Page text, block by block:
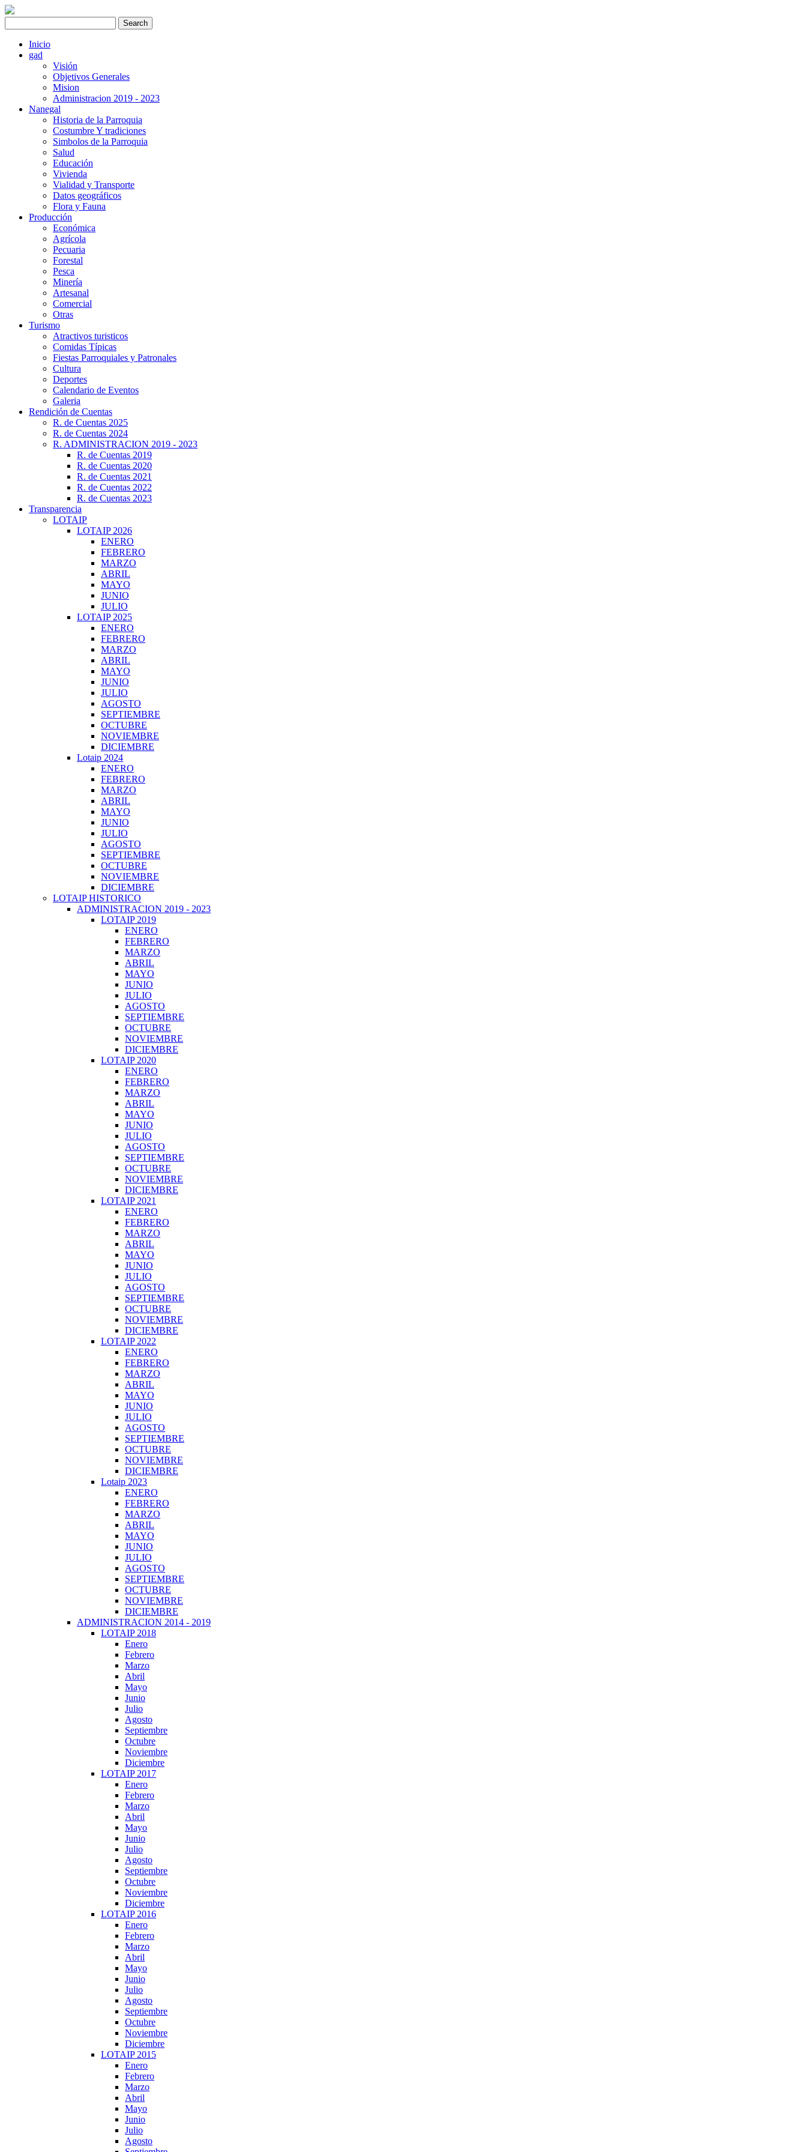
Inicio
gad
Visión
Objetivos Generales
Mision
Administracion 2019 - 2023
Nanegal
Historia de la Parroquia
Costumbre Y tradiciones
Simbolos de la Parroquia
Salud
Educación
Vivienda
Vialidad y Transporte
Datos geográficos
Flora y Fauna
Producción
Económica
Agrícola
Pecuaria
Forestal
Pesca
Minería
Artesanal
Comercial
Otras
Turismo
Atractivos turisticos
Comidas Típicas
Fiestas Parroquiales y Patronales
Cultura
Deportes
Calendario de Eventos
Galeria
Rendición de Cuentas
R. de Cuentas 2025
R. de Cuentas 2024
R. ADMINISTRACION 2019 - 2023
R. de Cuentas 2019
R. de Cuentas 2020
R. de Cuentas 2021
R. de Cuentas 2022
R. de Cuentas 2023
Transparencia
LOTAIP
LOTAIP 2026
ENERO
FEBRERO
MARZO
ABRIL
MAYO
JUNIO
JULIO
LOTAIP 2025
ENERO
FEBRERO
MARZO
ABRIL
MAYO
JUNIO
JULIO
AGOSTO
SEPTIEMBRE
OCTUBRE
NOVIEMBRE
DICIEMBRE
Lotaip 2024
ENERO
FEBRERO
MARZO
ABRIL
MAYO
JUNIO
JULIO
AGOSTO
SEPTIEMBRE
OCTUBRE
NOVIEMBRE
DICIEMBRE
LOTAIP HISTORICO
ADMINISTRACION 2019 - 2023
LOTAIP 2019
ENERO
FEBRERO
MARZO
ABRIL
MAYO
JUNIO
JULIO
AGOSTO
SEPTIEMBRE
OCTUBRE
NOVIEMBRE
DICIEMBRE
LOTAIP 2020
ENERO
FEBRERO
MARZO
ABRIL
MAYO
JUNIO
JULIO
AGOSTO
SEPTIEMBRE
OCTUBRE
NOVIEMBRE
DICIEMBRE
LOTAIP 2021
ENERO
FEBRERO
MARZO
ABRIL
MAYO
JUNIO
JULIO
AGOSTO
SEPTIEMBRE
OCTUBRE
NOVIEMBRE
DICIEMBRE
LOTAIP 2022
ENERO
FEBRERO
MARZO
ABRIL
MAYO
JUNIO
JULIO
AGOSTO
SEPTIEMBRE
OCTUBRE
NOVIEMBRE
DICIEMBRE
Lotaip 2023
ENERO
FEBRERO
MARZO
ABRIL
MAYO
JUNIO
JULIO
AGOSTO
SEPTIEMBRE
OCTUBRE
NOVIEMBRE
DICIEMBRE
ADMINISTRACION 2014 - 2019
LOTAIP 2018
Enero
Febrero
Marzo
Abril
Mayo
Junio
Julio
Agosto
Septiembre
Octubre
Noviembre
Diciembre
LOTAIP 2017
Enero
Febrero
Marzo
Abril
Mayo
Junio
Julio
Agosto
Septiembre
Octubre
Noviembre
Diciembre
LOTAIP 2016
Enero
Febrero
Marzo
Abril
Mayo
Junio
Julio
Agosto
Septiembre
Octubre
Noviembre
Diciembre
LOTAIP 2015
Enero
Febrero
Marzo
Abril
Mayo
Junio
Julio
Agosto